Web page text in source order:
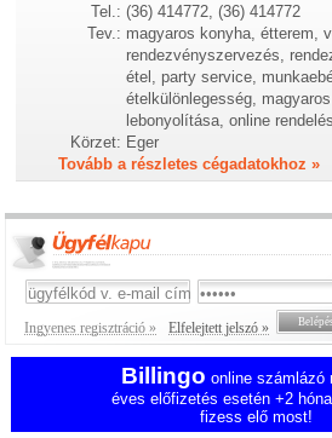
Tel.: (36) 414772, (36) 414772
Tev.: magyaros konyha, étterem,
rendezvényszervezés,
étel, party service,
ételkülönlegesség,
lebonyolítása, online
Körzet: Eger
Tovább a részletes cégadatokhoz »
Ingyenes regisztráció » Elfelejtett jelszó »
Billingo online számlázó
éves előfizetés esetén +2
fizess elő most!